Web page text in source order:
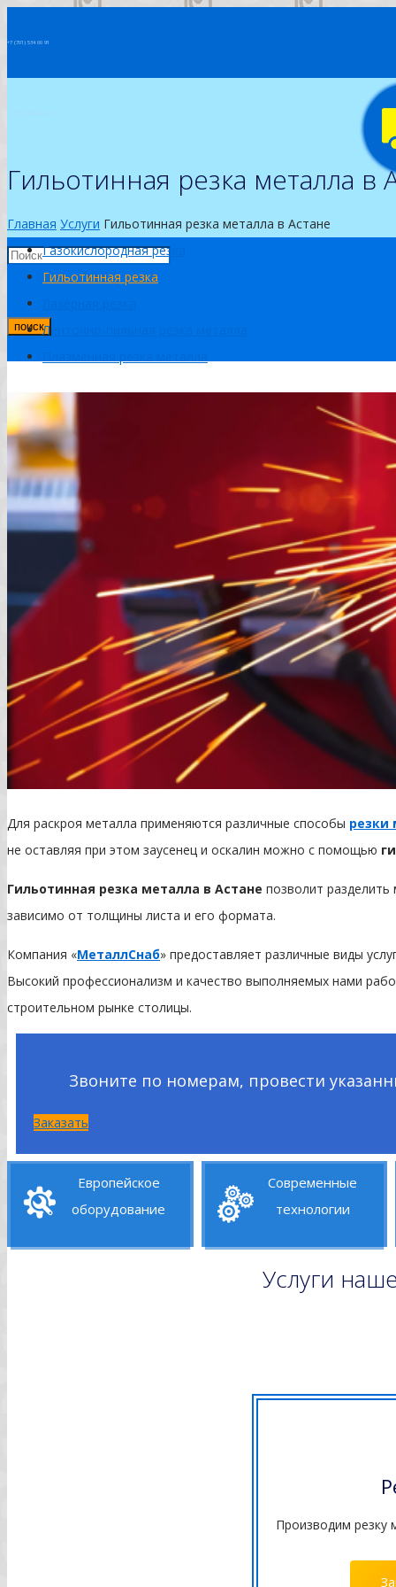
+7 (701) 534 00 91
+7 (7172) 52 13 16
поиск
Гильотинная резка металла в
Главная Услуги Гильотинная резка металла в Астане
Газокислородная резка
Гильотинная резка
Ленточно-пильная резка металла
Для раскроя металла применяются различные способы резки
не оставляя при этом заусенец и оскалин можно с помощью
Гильотинная резка металла в Астане позволит
зависимо от толщины листа и его формата.
Компания «МеталлСнаб» предоставляет различные виды
Высокий профессионализм и качество выполняемых нами
строительном рынке столицы.
Звоните по номерам, провести
Заказать
Европейское
оборудование
Современные
технологии
Услуги
Производим резку